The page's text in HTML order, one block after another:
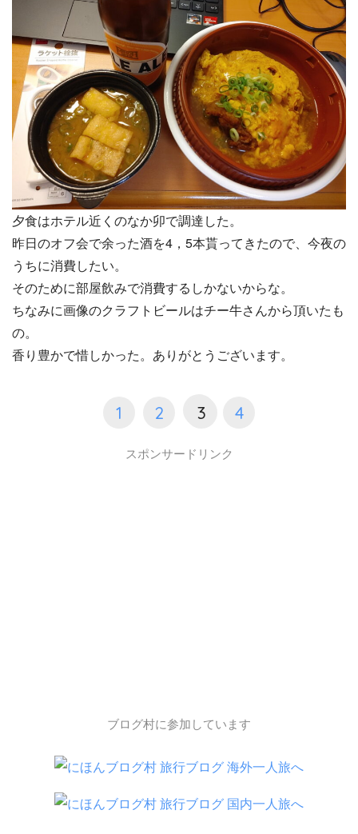
夕食はホテル近くのなか卯で調達した。
昨日のオフ会で余った酒を4，5本貰ってきたので、今夜の
うちに消費したい。
そのために部屋飲みで消費するしかないからな。
ちなみに画像のクラフトビールはチー牛さんから頂いたも
の。
香り豊かで惜しかった。ありがとうございます。
1 2 3 4
スポンサードリンク
ブログ村に参加しています